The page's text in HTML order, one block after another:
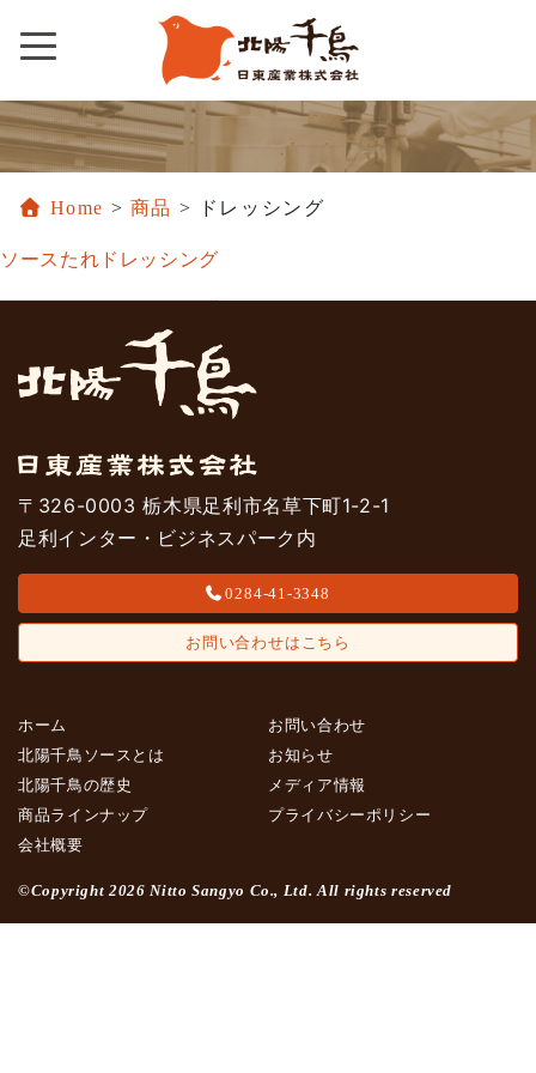
Home > 商品 > ドレッシング
ソース たれ ドレッシング
〒326-0003 栃木県足利市名草下町1-2-1
足利インター・ビジネスパーク内
0284-41-3348
お問い合わせはこちら
ホーム
北陽千鳥ソースとは
北陽千鳥の歴史
商品ラインナップ
会社概要
お問い合わせ
お知らせ
メディア情報
プライバシーポリシー
©Copyright 2026 Nitto Sangyo Co., Ltd. All rights reserved